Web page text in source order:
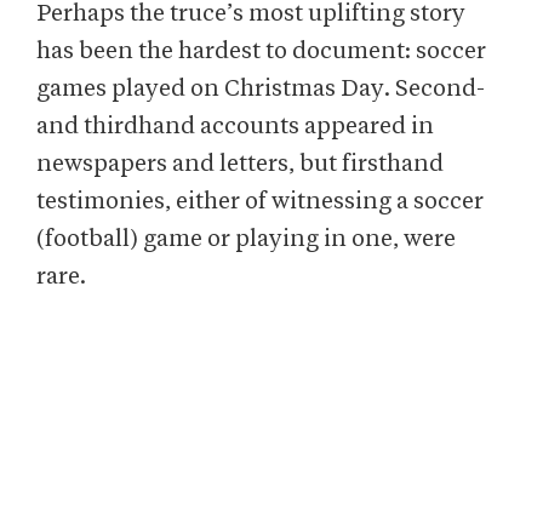
Perhaps the truce’s most uplifting story
has been the hardest to document: soccer
games played on Christmas Day. Second-
and thirdhand accounts appeared in
newspapers and letters, but firsthand
testimonies, either of witnessing a soccer
(football) game or playing in one, were
rare.